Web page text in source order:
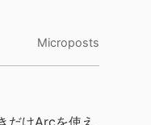
Microposts